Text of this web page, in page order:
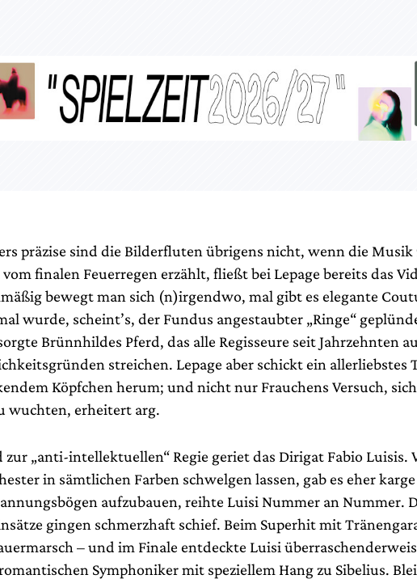
präzise sind die Bilderfluten übrigens nicht, wenn die Musik
vom finalen Feuerregen erzählt, fließt bei Lepage bereits das
bewegt man sich (n)irgendwo, mal gibt es elegante
wurde, scheint’s, der Fundus angestaubter „Ringe“
Brünnhildes Pferd, das alle Regisseure seit Jahrzehnten
streichen. Lepage aber schickt ein allerliebstes
Köpfchen herum; und nicht nur Frauchens Versuch,
wuchten, erheitert arg.
zur „anti-intellektuellen“ Regie geriet das Dirigat Fabio Luisis.
in sämtlichen Farben schwelgen lassen, gab es eher
aufzubauen, reihte Luisi Nummer an Nummer.
gingen schmerzhaft schief. Beim Superhit mit
– und im Finale entdeckte Luisi
Symphoniker mit speziellem Hang zu Sibelius.